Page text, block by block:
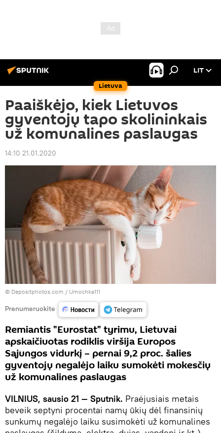
Lietuva
LIT
Paaiškėjo, kiek Lietuvos
gyventojų tapo skolininkais
už komunalines paslaugas
14:10 21.01.2020
© Depositphotos.com / Umochka111
Prenumeruokite
Remiantis "Eurostat" tyrimu, Lietuvai
apskaičiuotas rodiklis viršija Europos
Sąjungos vidurkį – pernai 9,2 proc. šalies
gyventojų negalėjo laiku sumokėti mokesčių
už komunalines paslaugas
VILNIUS, sausio 21 — Sputnik. Praėjusiais metais
beveik septyni procentai namų ūkių dėl finansinių
sunkumų negalėjo laiku susimokėti už komunalines